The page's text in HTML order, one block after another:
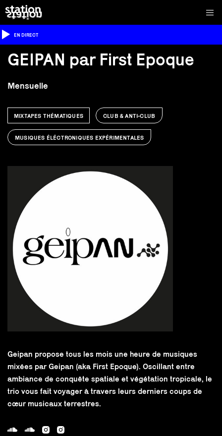
EN DIRECT
GEIPAN par First Epoque
Mensuelle
MIXTAPES THÉMATIQUES CLUB & ANTI-CLUB
MUSIQUES ÉLÉCTRONIQUES EXPÉRIMENTALES
Geipan propose tous les mois une heure de musiques
mixées par Geipan (aka First Epoque). Oscillant entre
ambiance de conquête spatiale et végétation tropicale, le
trio vous fait voyager à travers leurs derniers coups de
cœur musicaux terrestres.